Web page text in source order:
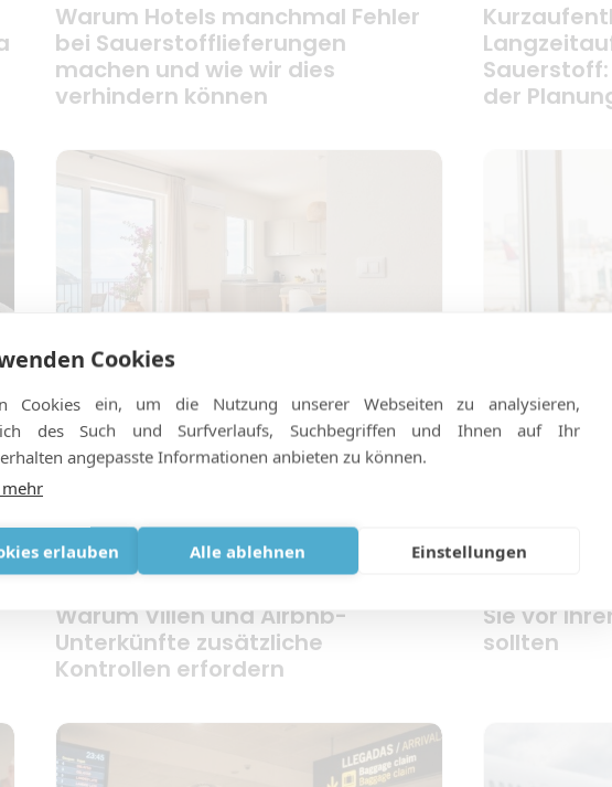
Warum Hotels manchmal Fehler
bei Sauerstofflieferungen
machen und wie wir dies
verhindern können
der
Warum Villen und Airbnb-
Unterkünfte zusätzliche
Kontrollen erfordern
Sie vor
sollten
Cookies
Cookies ein, um die Nutzung unserer Webseiten zu analysieren,
des Such und Surfverlaufs, Suchbegriffen und Ihnen auf Ihr
angepasste Informationen anbieten zu können.
mehr
erlauben Alle ablehnen Einstellungen